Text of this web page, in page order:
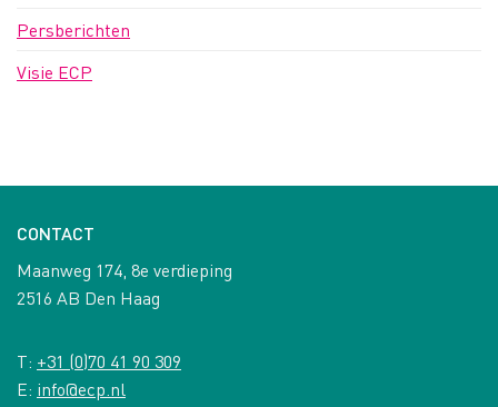
Persberichten
Visie ECP
CONTACT
Maanweg 174, 8e verdieping
2516 AB Den Haag
T: +31 (0)70 41 90 309
E: info@ecp.nl